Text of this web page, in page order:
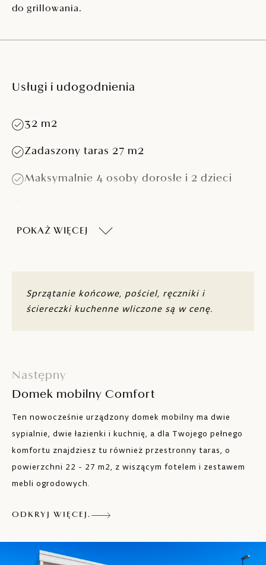
do grillowania.
Usługi i udogodnienia
32 m2
Zadaszony taras 27 m2
Maksymalnie 4 osoby dorosłe i 2 dzieci
Sypialnia z łóżkiem (160 x 200 cm)
Sofa (może służyć jako dodatkowe łóżko
130 x 190 cm)
Kuchnia z czterema palnikami, lodówką z
zamrażarką, naczyniami, kuchenką
mikrofalową, przelewowym ekspresem do
Klimatyzacja
Satelitarna TV
Wi-Fi
Taras z miejscem do siedzenia dla sześciu
Ogólnodostępne miejsce grillowe
POKAŻ WIĘCEJ
Sprzątanie końcowe, pościel, ręczniki i
ściereczki kuchenne wliczone są w cenę.
Następny
Domek mobilny Comfort
Ten nowocześnie urządzony domek mobilny ma dwie
sypialnie, dwie łazienki i kuchnię, a dla Twojego pełnego
komfortu znajdziesz tu również przestronny taras, o
powierzchni 22 - 27 m2, z wiszącym fotelem i zestawem
mebli ogrodowych.
ODKRYJ WIĘCEJ.